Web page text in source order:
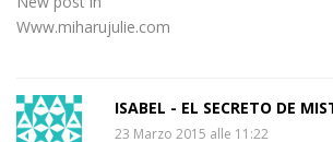
Www.miharujulie.com
ISABEL - EL SECRETO DE
23 Marzo 2015 alle 11:22